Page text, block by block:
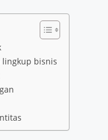
lingkup bisnis